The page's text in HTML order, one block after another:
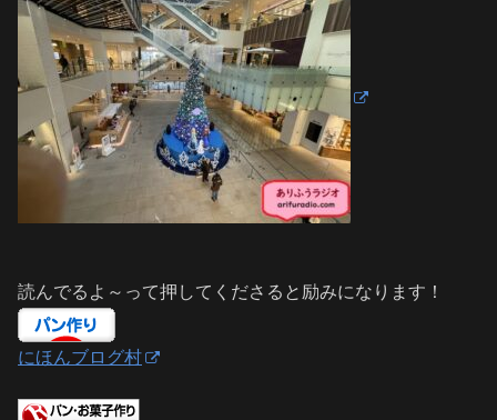
読んでるよ～って押してくださると励みになります！
にほんブログ村